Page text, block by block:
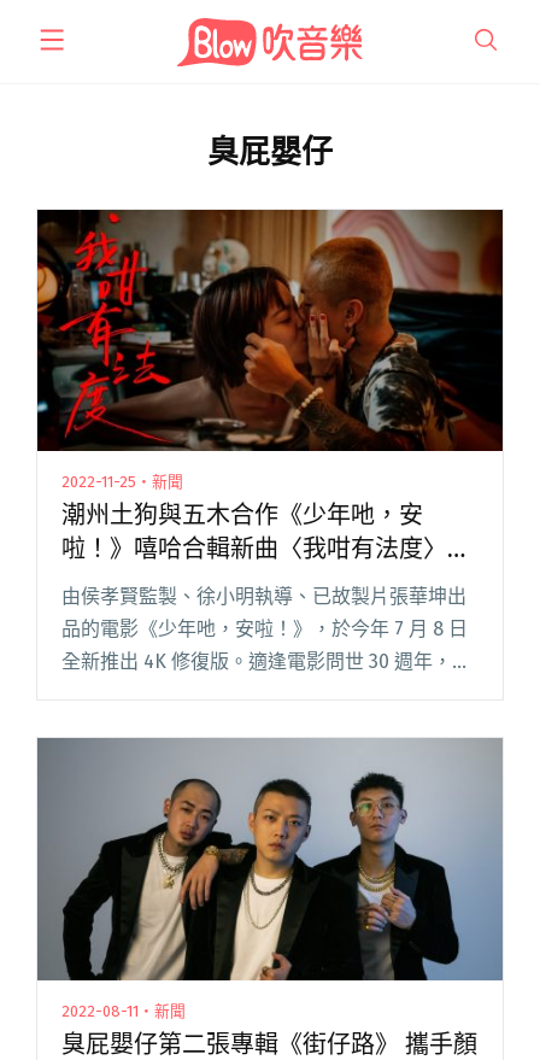
臭屁嬰仔
2022-11-25・新聞
潮州土狗與五木合作《少年吔，安
啦！》嘻哈合輯新曲〈我咁有法度〉
MV拍攝竟引起員警到場關切
由侯孝賢監製、徐小明執導、已故製片張華坤出
品的電影《少年吔，安啦！》，於今年 7 月 8 日
全新推出 4K 修復版。適逢電影問世 30 週年，擔
任監製的倪重華號召知名嘻哈歌手重新製作 2022
啦！》嘻哈合輯新曲〈我咁有法度〉 MV拍攝竟引
起員警到場關切"
2022-08-11・新聞
臭屁嬰仔第二張專輯《街仔路》 攜手顏